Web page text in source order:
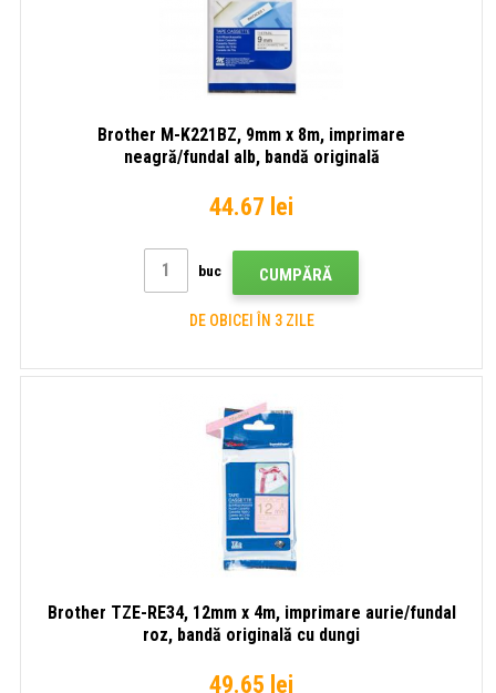
Brother M-K221BZ, 9mm x 8m, imprimare
neagră/fundal alb, bandă originală
44.67 lei
buc CUMPĂRĂ
DE OBICEI ÎN 3 ZILE
Brother TZE-RE34, 12mm x 4m, imprimare aurie/fundal
roz, bandă originală cu dungi
49.65 lei